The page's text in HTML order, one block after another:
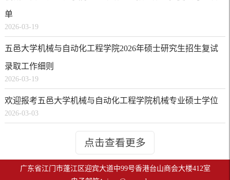
单
2026-03-19
五邑大学机械与自动化工程学院2026年硕士研究生招生复试
录取工作细则
2026-03-19
欢迎报考五邑大学机械与自动化工程学院机械专业硕士学位
2026-03-03
点击查看更多
广东省江门市蓬江区迎宾大道中99号香港台山商会大楼412室